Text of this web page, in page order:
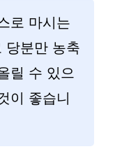
로 마시는
당분만 농축
릴 수 있으
이 좋습니